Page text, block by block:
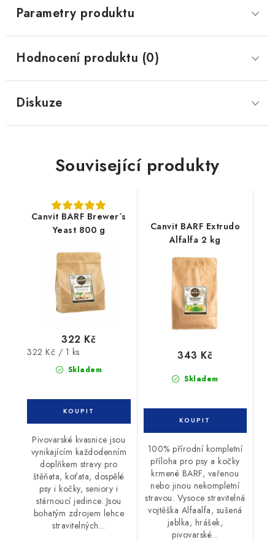
Parametry produktu
Hodnocení produktu (0)
Diskuze
Související produkty
Canvit BARF Brewer´s
Yeast 800 g
Skladem
322 Kč
Měrná
322 Kč / 1 ks
Pivovarské kvasnice jsou
vynikajícím každodenním
doplňkem stravy pro
štěňata, koťata, dospělé
psy i kočky, seniory i
stárnoucí jedince. Jsou
bohatým zdrojem lehce
stravitelných...
Canvit BARF Extrudo
Alfalfa 2 kg
Skladem
343 Kč
100% přírodní kompletní
příloha pro psy a kočky
krmené BARF, vařenou
nebo jinou nekompletní
stravou. Vysoce stravitelná
vojtěška Alfaalfa, sušená
jablka, hrášek,
pivovarské...